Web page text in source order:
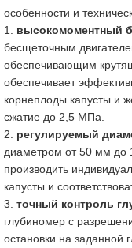
особенности и
1. высокомоментный
бесщеточным
обеспечивающим
обеспечивает
корнеплоды капусты и
сжатие до 2,5 МПа.
2. регулируемый
диаметром от 50 мм до
производить
капусты и
3. точный контроль
глубиномер с
остановки на заданной